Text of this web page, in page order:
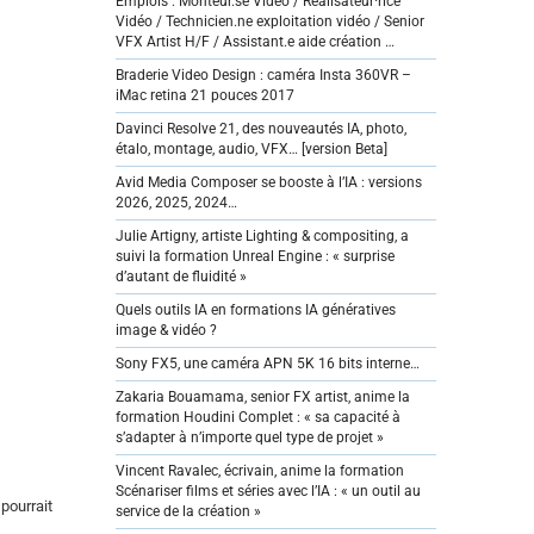
Vidéo / Technicien.ne exploitation vidéo / Senior
VFX Artist H/F / Assistant.e aide création …
Braderie Video Design : caméra Insta 360VR –
iMac retina 21 pouces 2017
Davinci Resolve 21, des nouveautés IA, photo,
étalo, montage, audio, VFX… [version Beta]
Avid Media Composer se booste à l’IA : versions
2026, 2025, 2024…
Julie Artigny, artiste Lighting & compositing, a
suivi la formation Unreal Engine : « surprise
d’autant de fluidité »
Quels outils IA en formations IA génératives
image & vidéo ?
Sony FX5, une caméra APN 5K 16 bits interne…
Zakaria Bouamama, senior FX artist, anime la
formation Houdini Complet : « sa capacité à
s’adapter à n’importe quel type de projet »
Vincent Ravalec, écrivain, anime la formation
Scénariser films et séries avec l’IA : « un outil au
service de la création »